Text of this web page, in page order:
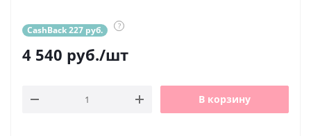
CashBack 227 руб. ?
4 540 руб./шт
В корзину